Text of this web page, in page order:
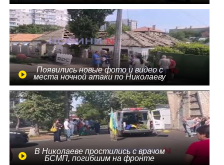
Появились новые фото и видео с
места ночной атаки по Николаеву
В Николаеве простились с врачом
БСМП, погибшим на фронте